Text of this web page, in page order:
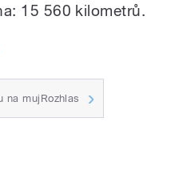
15 560 kilometrů.
na mujRozhlas